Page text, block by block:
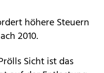
höhere Steuern
2010.
Sicht ist das